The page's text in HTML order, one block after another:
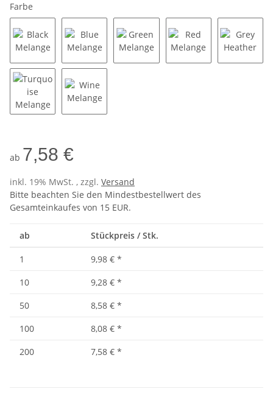
Farbe
Black MelangeBlue Melange
ab 7,58 €
inkl. 19% MwSt. , zzgl. Versand
Bitte beachten Sie den Mindestbestellwert des
Gesamteinkaufes von 15 EUR.
ab Stückpreis / Stk.
1 9,98 € *
10
9,28 € *
50
8,58 € *
100
8,08 € *
200
7,58 € *